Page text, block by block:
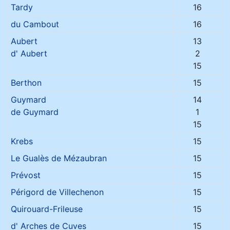
Tardy
16
du Cambout
16
Aubert
d' Aubert
13
2
15
Berthon
15
Guymard
de Guymard
14
1
15
Krebs
15
Le Gualès de Mézaubran
15
Prévost
15
Périgord de Villechenon
15
Quirouard-Frileuse
15
d' Arches de Cuves
15